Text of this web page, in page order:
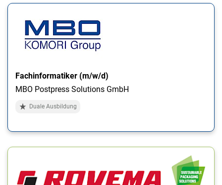
Fachinformatiker (m/w/d)
MBO Postpress Solutions GmbH
Duale Ausbildung